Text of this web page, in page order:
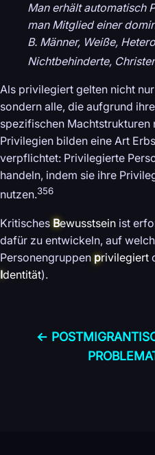
Man erhält automatisch
man Mitglied einer
B. Männer, Weiße,
Nichtbehinderte,
Als privilegiert gelten nicht
sondern alle, die aufgrund
spezifischen
Privilegien bilden eine Art
verpflichtet: Privilegierte
handeln, indem sie ihre
nutzen.356
Kritisches Bewusstsein ist
dafür zu entwickeln, auf
Personengruppenprivilegiert
Identität).
←